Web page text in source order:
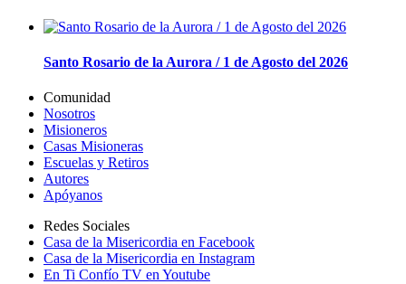
Santo Rosario de la Aurora / 1 de Agosto del 2026
Comunidad
Nosotros
Misioneros
Casas Misioneras
Escuelas y Retiros
Autores
Apóyanos
Redes Sociales
Casa de la Misericordia en Facebook
Casa de la Misericordia en Instagram
En Ti Confío TV en Youtube